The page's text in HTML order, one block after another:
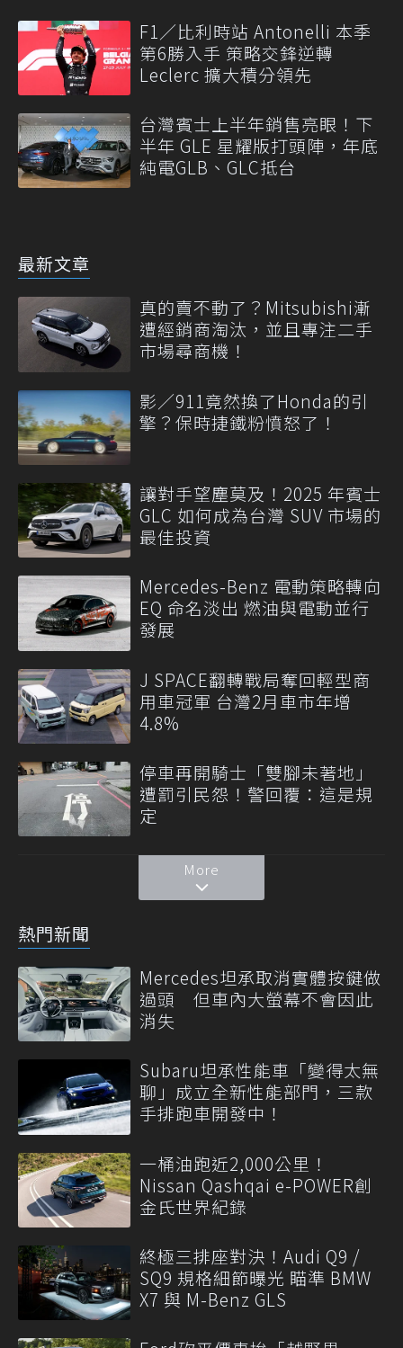
F1／比利時站 Antonelli 本季
第6勝入手 策略交鋒逆轉
Leclerc 擴大積分領先
台灣賓士上半年銷售亮眼！下
半年 GLE 星耀版打頭陣，年底
純電GLB、GLC抵台
最新文章
真的賣不動了？Mitsubishi漸
遭經銷商淘汰，並且專注二手
市場尋商機！
影／911竟然換了Honda的引
擎？保時捷鐵粉憤怒了！
讓對手望塵莫及！2025 年賓士
GLC 如何成為台灣 SUV 市場的
最佳投資
Mercedes-Benz 電動策略轉向
EQ 命名淡出 燃油與電動並行
發展
J SPACE翻轉戰局奪回輕型商
用車冠軍 台灣2月車市年增
4.8%
停車再開騎士「雙腳未著地」
遭罰引民怨！警回覆：這是規
定
More
熱門新聞
Mercedes坦承取消實體按鍵做
過頭 但車內大螢幕不會因此
消失
Subaru坦承性能車「變得太無
聊」成立全新性能部門，三款
手排跑車開發中！
一桶油跑近2,000公里！
Nissan Qashqai e-POWER創
金氏世界紀錄
終極三排座對決！Audi Q9 /
SQ9 規格細節曝光 瞄準 BMW
X7 與 M-Benz GLS